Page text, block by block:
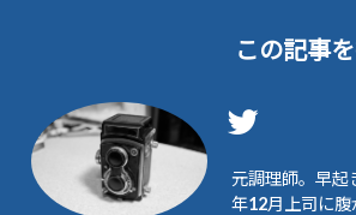
この記事
元調理師。早起
年12月上司に